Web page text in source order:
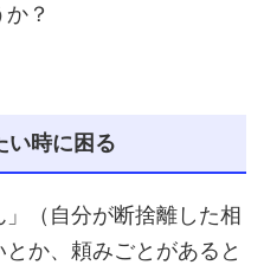
？
い時に困る
（自分が断捨離した相
か、頼みごとがあると